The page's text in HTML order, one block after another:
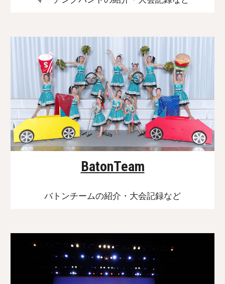
BatonTeam
バトンチームの紹介・大会記録など